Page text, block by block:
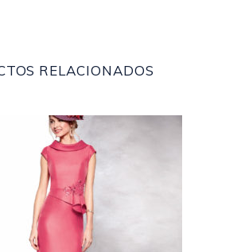
RELACIONADOS